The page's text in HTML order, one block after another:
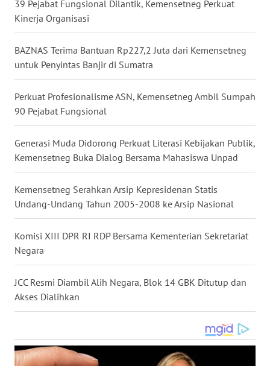
39 Pejabat Fungsional Dilantik, Kemensetneg Perkuat
Kinerja Organisasi
BAZNAS Terima Bantuan Rp227,2 Juta dari Kemensetneg
untuk Penyintas Banjir di Sumatra
Perkuat Profesionalisme ASN, Kemensetneg Ambil Sumpah
90 Pejabat Fungsional
Generasi Muda Didorong Perkuat Literasi Kebijakan Publik,
Kemensetneg Buka Dialog Bersama Mahasiswa Unpad
Kemensetneg Serahkan Arsip Kepresidenan Statis
Undang-Undang Tahun 2005-2008 ke Arsip Nasional
Komisi XIII DPR RI RDP Bersama Kementerian Sekretariat
Negara
JCC Resmi Diambil Alih Negara, Blok 14 GBK Ditutup dan
Akses Dialihkan
WN
WN
JATIM
WN
BALI
WN
KALBAR
WN
KALTENG
WN
KALTARA
KALSEL